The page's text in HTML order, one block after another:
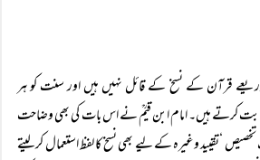
قرآن کے نسخ کے قائل نہیں ہیں اور سنت کو ہر
کرتے ہیں۔ امام ابن قیمؒ نے اس بات کی بھی وضاحت
‘تقیید وغیرہ کے لیے بھی نسخ کا لفظ استعمال کر لیتے